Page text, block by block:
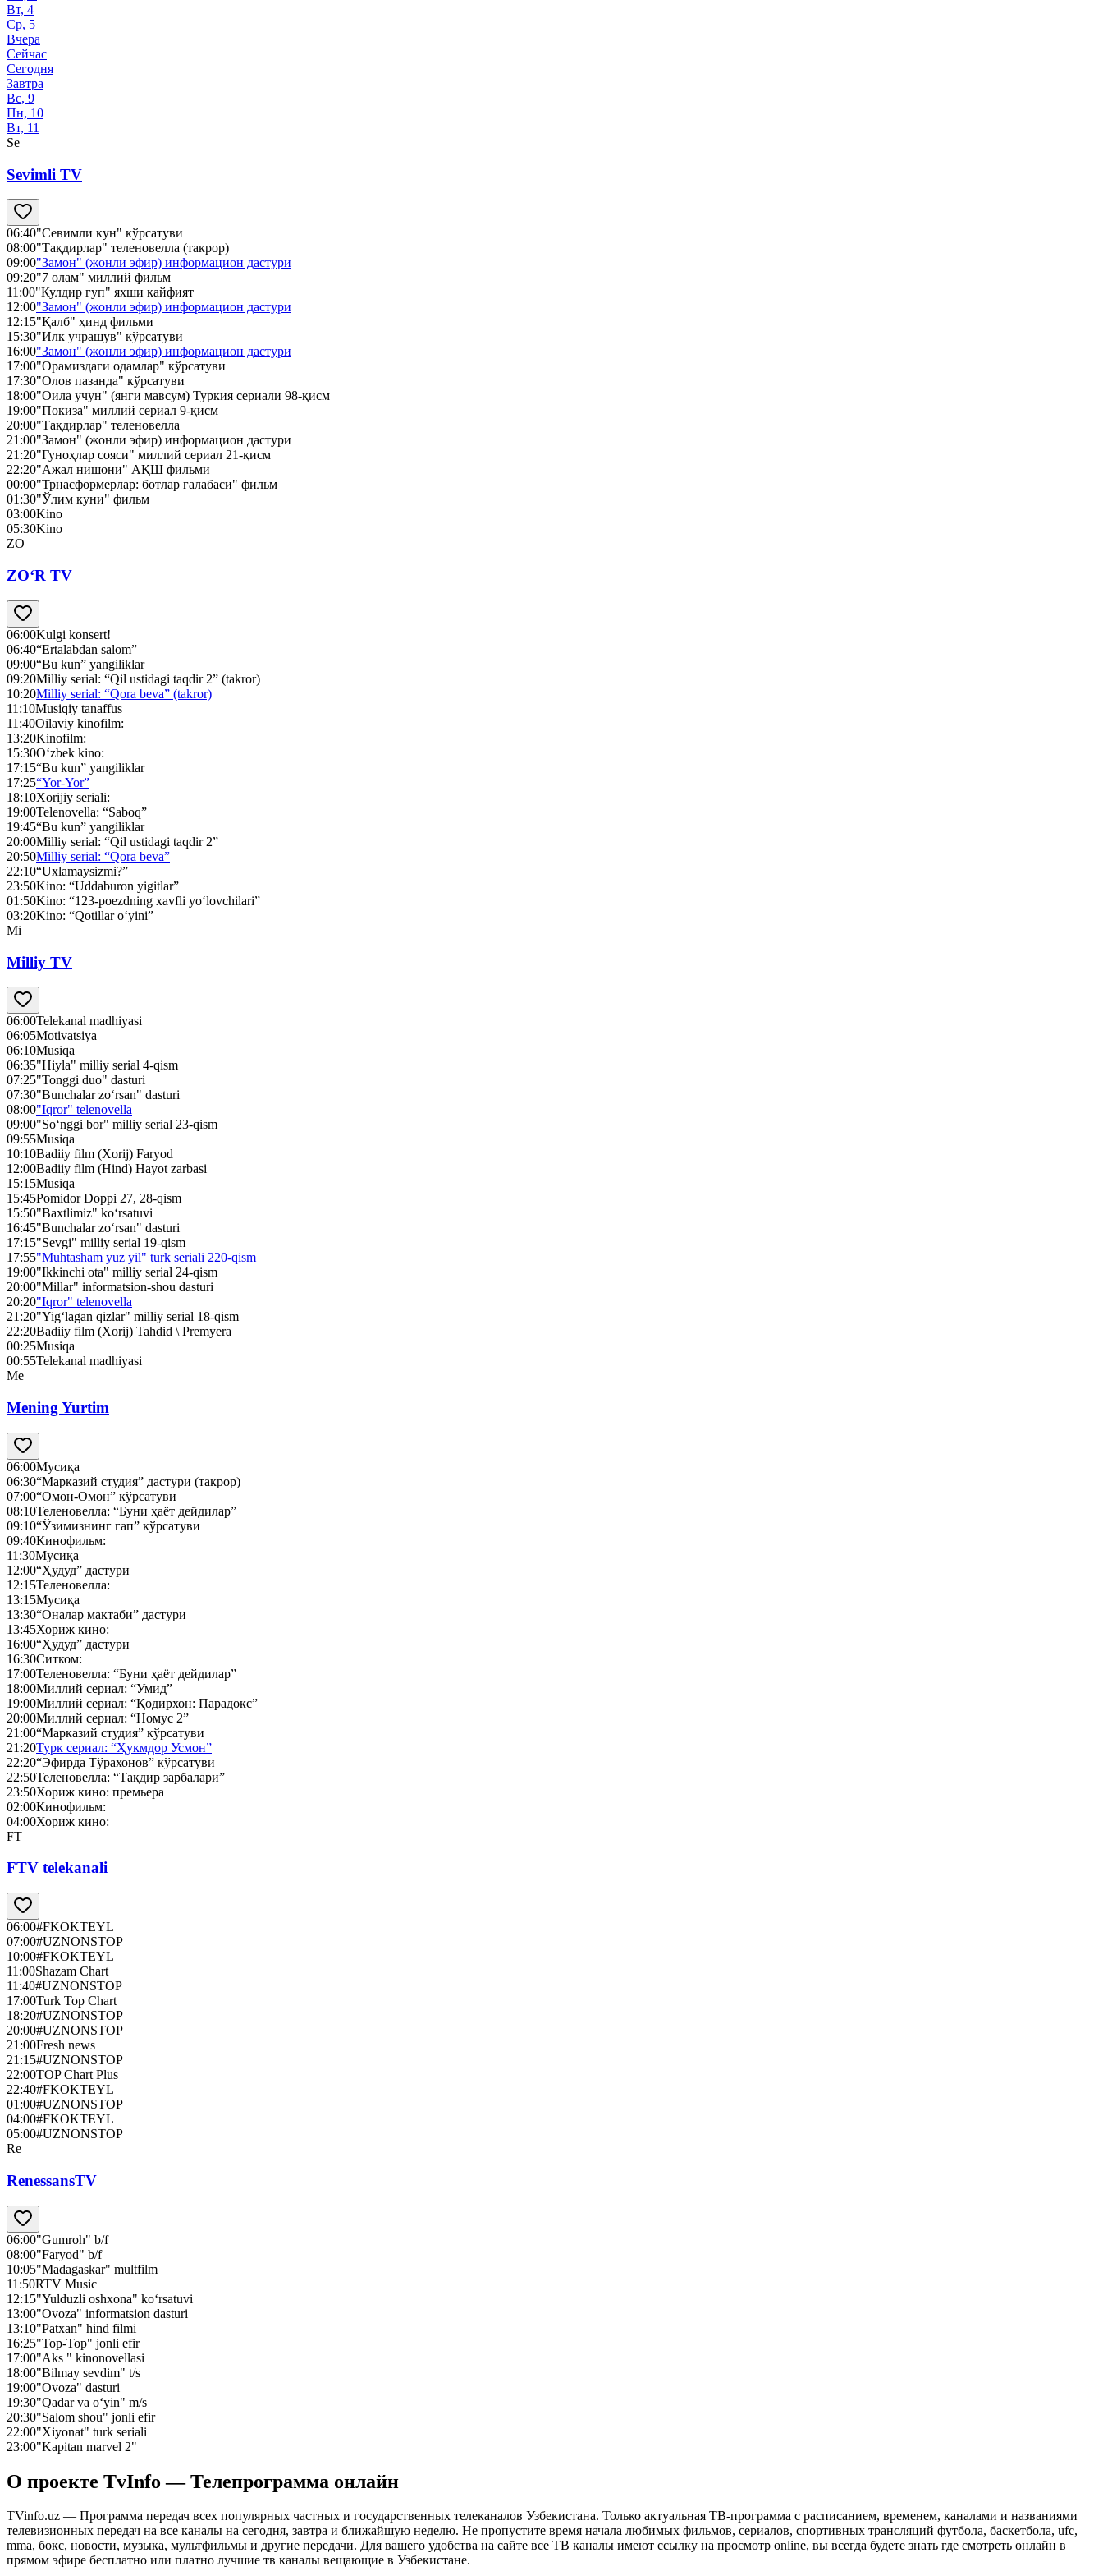
Вт, 4
Ср, 5
Вчера
Сейчас
Сегодня
Завтра
Вс, 9
Пн, 10
Вт, 11
Se
Sevimli TV
06:40"Севимли кун" кўрсатуви
08:00"Тақдирлар" теленовелла (такрор)
09:00"Замон" (жонли эфир) информацион дастури
09:20"7 олам" миллий фильм
11:00"Кулдир гуп" яхши кайфият
12:00"Замон" (жонли эфир) информацион дастури
12:15"Қалб" ҳинд фильми
15:30"Илк учрашув" кўрсатуви
16:00"Замон" (жонли эфир) информацион дастури
17:00"Орамиздаги одамлар" кўрсатуви
17:30"Олов пазанда" кўрсатуви
18:00"Оила учун" (янги мавсум) Туркия сериали 98-қисм
19:00"Покиза" миллий сериал 9-қисм
20:00"Тақдирлар" теленовелла
21:00"Замон" (жонли эфир) информацион дастури
21:20"Гуноҳлар сояси" миллий сериал 21-қисм
22:20"Ажал нишони" АҚШ фильми
00:00"Трнасформерлар: ботлар ғалабаси" фильм
01:30"Ўлим куни" фильм
03:00Kino
05:30Kino
ZO
ZO‘R TV
06:00Kulgi konsert!
06:40“Ertalabdan salom”
09:00“Bu kun” yangiliklar
09:20Milliy serial: “Qil ustidagi taqdir 2” (takror)
10:20Milliy serial: “Qora beva” (takror)
11:10Musiqiy tanaffus
11:40Oilaviy kinofilm:
13:20Kinofilm:
15:30O‘zbek kino:
17:15“Bu kun” yangiliklar
17:25“Yor-Yor”
18:10Xorijiy seriali:
19:00Telenovella: “Saboq”
19:45“Bu kun” yangiliklar
20:00Milliy serial: “Qil ustidagi taqdir 2”
20:50Milliy serial: “Qora beva”
22:10“Uxlamaysizmi?”
23:50Kino: “Uddaburon yigitlar”
01:50Kino: “123-poezdning xavfli yo‘lovchilari”
03:20Kino: “Qotillar o‘yini”
Mi
Milliy TV
06:00Telekanal madhiyasi
06:05Motivatsiya
06:10Musiqa
06:35"Hiyla" milliy serial 4-qism
07:25"Tonggi duo" dasturi
07:30"Bunchalar zo‘rsan" dasturi
08:00"Iqror" telenovella
09:00"So‘nggi bor" milliy serial 23-qism
09:55Musiqa
10:10Badiiy film (Xorij) Faryod
12:00Badiiy film (Hind) Hayot zarbasi
15:15Musiqa
15:45Pomidor Doppi 27, 28-qism
15:50"Baxtlimiz" ko‘rsatuvi
16:45"Bunchalar zo‘rsan" dasturi
17:15"Sevgi" milliy serial 19-qism
17:55"Muhtasham yuz yil" turk seriali 220-qism
19:00"Ikkinchi ota" milliy serial 24-qism
20:00"Millar" informatsion-shou dasturi
20:20"Iqror" telenovella
21:20"Yig‘lagan qizlar" milliy serial 18-qism
22:20Badiiy film (Xorij) Tahdid \ Premyera
00:25Musiqa
00:55Telekanal madhiyasi
Me
Mening Yurtim
06:00Мусиқа
06:30“Марказий студия” дастури (такрор)
07:00“Омон-Омон” кўрсатуви
08:10Теленовелла: “Буни ҳаёт дейдилар”
09:10“Ўзимизнинг гап” кўрсатуви
09:40Кинофильм:
11:30Мусиқа
12:00“Ҳудуд” дастури
12:15Теленовелла:
13:15Мусиқа
13:30“Оналар мактаби” дастури
13:45Хориж кино:
16:00“Ҳудуд” дастури
16:30Ситком:
17:00Теленовелла: “Буни ҳаёт дейдилар”
18:00Миллий сериал: “Умид”
19:00Миллий сериал: “Қодирхон: Парадокс”
20:00Миллий сериал: “Номус 2”
21:00“Марказий студия” кўрсатуви
21:20Турк сериал: “Ҳукмдор Усмон”
22:20“Эфирда Тўрахонов” кўрсатуви
22:50Теленовелла: “Тақдир зарбалари”
23:50Хориж кино: премьера
02:00Кинофильм:
04:00Хориж кино:
FT
FTV telekanali
06:00#FKOKTEYL
07:00#UZNONSTOP
10:00#FKOKTEYL
11:00Shazam Chart
11:40#UZNONSTOP
17:00Turk Top Chart
18:20#UZNONSTOP
20:00#UZNONSTOP
21:00Fresh news
21:15#UZNONSTOP
22:00TOP Chart Plus
22:40#FKOKTEYL
01:00#UZNONSTOP
04:00#FKOKTEYL
05:00#UZNONSTOP
Re
RenessansTV
06:00"Gumroh" b/f
08:00"Faryod" b/f
10:05"Madagaskar" multfilm
11:50RTV Music
12:15"Yulduzli oshxona" ko‘rsatuvi
13:00"Ovoza" informatsion dasturi
13:10"Patxan" hind filmi
16:25"Top-Top" jonli efir
17:00"Aks " kinonovellasi
18:00"Bilmay sevdim" t/s
19:00"Ovoza" dasturi
19:30"Qadar va o‘yin" m/s
20:30"Salom shou" jonli efir
22:00"Xiyonat" turk seriali
23:00"Kapitan marvel 2"
О проекте TvInfo — Телепрограмма онлайн
TVinfo.uz — Программа передач всех популярных частных и государственных телеканалов Узбекистана. Только актуальная ТВ-программа с расписанием, временем, каналами и названиями
телевизионных передач на все каналы на сегодня, завтра и ближайшую неделю. Не пропустите время начала любимых фильмов, сериалов, спортивных трансляций футбола, баскетбола, ufc,
mma, бокс, новости, музыка, мультфильмы и другие передачи. Для вашего удобства на сайте все ТВ каналы имеют ссылку на просмотр online, вы всегда будете знать где смотреть онлайн в
прямом эфире бесплатно или платно лучшие тв каналы вещающие в Узбекистане.